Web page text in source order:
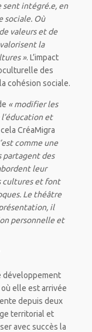
sent intégré.e, en
sociale. Où
valeurs et de
la
». L’impact
des
cohésion sociale.
« modifier les
et
CréaMigra
comme une
partagent des
leur
cultures et font
Le théâtre
il
personnelle et
développement
où elle est arrivée
depuis deux
territorial et
avec succès la